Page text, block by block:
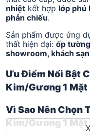
nhiệt kết hợp lớp phủ
phản chiếu.
Sản phẩm được ứng
thất hiện đại: ốp
showroom, khách
Ưu Điểm Nổi Bật
Kim/Gương 1 Mặt
Vì Sao Nên Chọn
Kim/Gương 1 Mặt